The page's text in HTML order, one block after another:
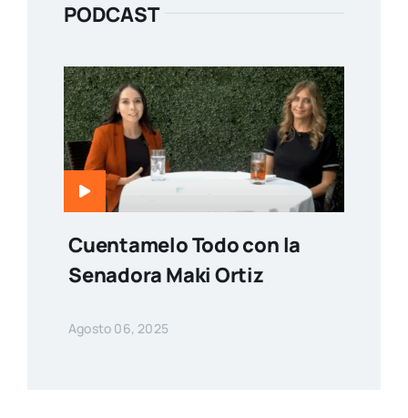
PODCAST
Cuentamelo Todo con la
Senadora Maki Ortiz
Agosto 06, 2025